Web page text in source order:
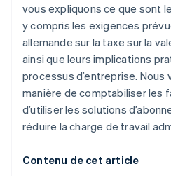
vous expliquons ce que sont
y compris les exigences
allemande sur la taxe sur la
ainsi que leurs implications
processus d’entreprise. Nous
manière de comptabiliser les
d’utiliser les solutions
réduire la charge de travail
Contenu de cet article